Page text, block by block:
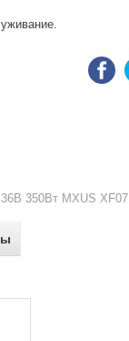
350Вт MXUS XF07